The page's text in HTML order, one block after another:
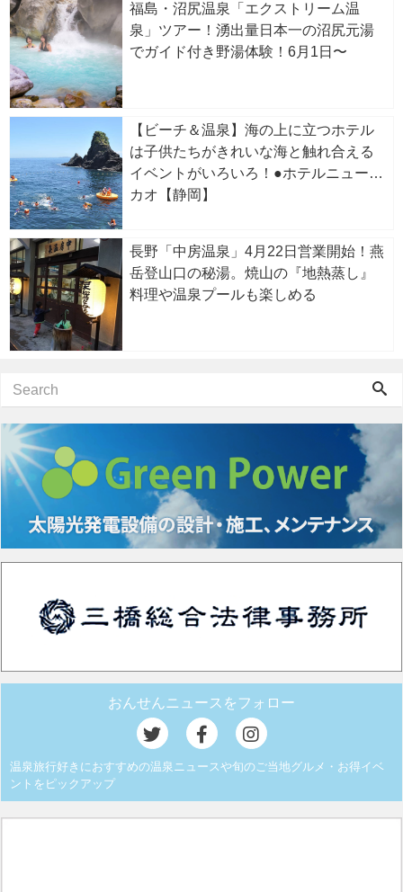
福島・沼尻温泉「エクストリーム温
泉」ツアー！湧出量日本一の沼尻元湯
でガイド付き野湯体験！6月1日〜
【ビーチ＆温泉】海の上に立つホテル
は子供たちがきれいな海と触れ合える
イベントがいろいろ！●ホテルニューア
カオ【静岡】
長野「中房温泉」4月22日営業開始！燕
岳登山口の秘湯。焼山の『地熱蒸し』
料理や温泉プールも楽しめる
おんせんニュースをフォロー
温泉旅行好きにおすすめの温泉ニュースや旬のご当地グルメ・お得イベ
ントをピックアップ